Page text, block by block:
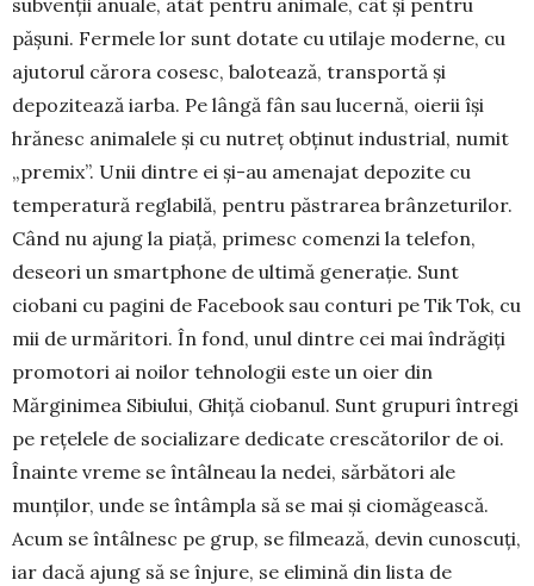
subvenții anuale, atât pentru animale, cât și pentru
pășuni. Fer­me­le lor sunt do­tate cu utilaje mo­derne, cu
ajutorul cărora cosesc, ba­lotează, trans­por­tă și
depozitează iar­ba. Pe lângă fân sau lucernă, oierii își
hrănesc anima­lele și cu nutreț ob­ținut industrial, numit
„premix”. Unii din­tre ei și-au amenajat depo­zite cu
temperatură re­gla­bilă, pentru păs­trarea brân­zeturilor.
Când nu ajung la piață, primesc comenzi la telefon,
deseori un smartphone de ul­timă generație. Sunt
ciobani cu pagini de Facebook sau conturi pe Tik Tok, cu
mii de urmăritori. În fond, unul din­tre cei mai îndrăgiți
promo­tori ai noilor tehnologii este un oier din
Mărginimea Si­biului, Ghiță ciobanul. Sunt grupuri în­tregi
pe rețelele de sociali­zare dedicate crescă­torilor de oi.
Înainte vreme se în­tâlneau la nedei, sărbă­tori ale
munților, unde se întâm­pla să se mai și ciomă­gească.
Acum se întâlnesc pe grup, se filmează, devin cu­noscuți,
iar dacă ajung să se înjure, se elimină din lista de